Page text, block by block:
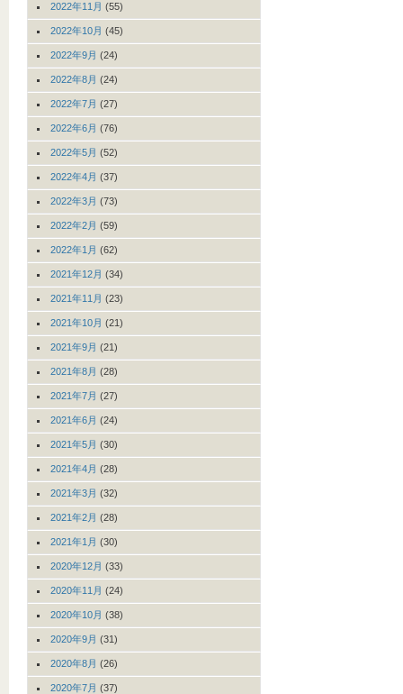
2022年11月 (55)
2022年10月 (45)
2022年9月 (24)
2022年8月 (24)
2022年7月 (27)
2022年6月 (76)
2022年5月 (52)
2022年4月 (37)
2022年3月 (73)
2022年2月 (59)
2022年1月 (62)
2021年12月 (34)
2021年11月 (23)
2021年10月 (21)
2021年9月 (21)
2021年8月 (28)
2021年7月 (27)
2021年6月 (24)
2021年5月 (30)
2021年4月 (28)
2021年3月 (32)
2021年2月 (28)
2021年1月 (30)
2020年12月 (33)
2020年11月 (24)
2020年10月 (38)
2020年9月 (31)
2020年8月 (26)
2020年7月 (37)